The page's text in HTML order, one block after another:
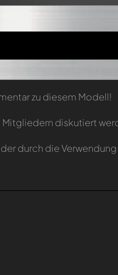
zu diesem Modell!
diskutiert
durch die